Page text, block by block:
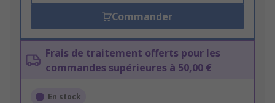
Commander
Frais de traitement offerts pour les
commandes supérieures à 50,00 €
En stock